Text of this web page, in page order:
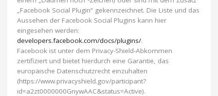
„Facebook Social Plugin“ gekennzeichnet. Die Liste und das
Aussehen der Facebook Social Plugins kann hier
eingesehen werden:
developers.facebook.com/docs/plugins/.
Facebook ist unter dem Privacy-Shield-Abkommen
zertifiziert und bietet hierdurch eine Garantie, das
europäische Datenschutzrecht einzuhalten
(https://www.privacyshield.gov/participant?
id=a2zt0000000GnywAAC&status=Active).